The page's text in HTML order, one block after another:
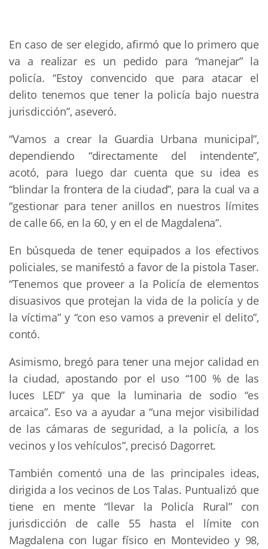
En caso de ser elegido, afirmó que lo primero que
va a realizar es un pedido para “manejar” la
policía. “Estoy convencido que para atacar el
delito tenemos que tener la policía bajo nuestra
jurisdicción”, aseveró.
“Vamos a crear la Guardia Urbana municipal”,
dependiendo “directamente del intendente”,
acotó, para luego dar cuenta que su idea es
“blindar la frontera de la ciudad”, para la cual va a
“gestionar para tener anillos en nuestros límites
de calle 66, en la 60, y en el de Magdalena”.
En búsqueda de tener equipados a los efectivos
policiales, se manifestó a favor de la pistola Taser.
“Tenemos que proveer a la Policía de elementos
disuasivos que protejan la vida de la policía y de
la víctima” y “con eso vamos a prevenir el delito”,
contó.
Asimismo, bregó para tener una mejor calidad en
la ciudad, apostando por el uso “100 % de las
luces LED” ya que la luminaria de sodio “es
arcaica”. Eso va a ayudar a “una mejor visibilidad
de las cámaras de seguridad, a la policía, a los
vecinos y los vehículos”, precisó Dagorret.
También comentó una de las principales ideas,
dirigida a los vecinos de Los Talas. Puntualizó que
tiene en mente “llevar la Policía Rural” con
jurisdicción de calle 55 hasta el límite con
Magdalena con lugar físico en Montevideo y 98,